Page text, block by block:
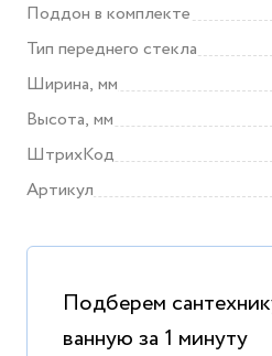
Поддон в комплекте
Тип переднего стекла
Ширина, мм
Высота, мм
ШтрихКод
Артикул
Подберем
ванную за 1 минуту